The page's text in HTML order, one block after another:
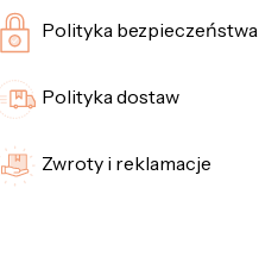
Polityka bezpieczeństwa
Polityka dostaw
Zwroty i reklamacje